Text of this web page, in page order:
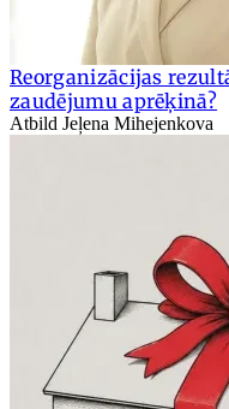
Reorganizācijas
zaudējumu aprēķinā?
Atbild Jeļena Mihejenkova